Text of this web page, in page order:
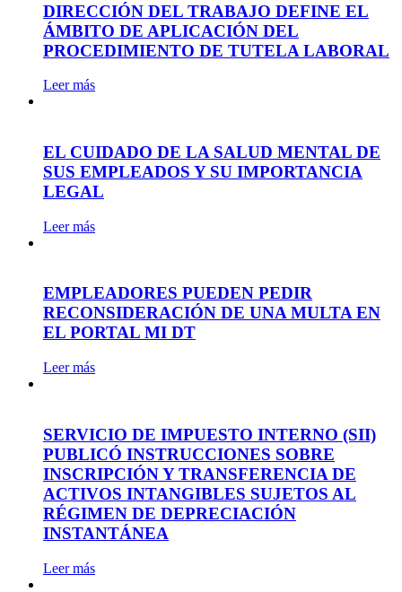
DIRECCIÓN DEL TRABAJO DEFINE EL
ÁMBITO DE APLICACIÓN DEL
PROCEDIMIENTO DE TUTELA LABORAL
Leer más
EL CUIDADO DE LA SALUD MENTAL DE
SUS EMPLEADOS Y SU IMPORTANCIA
LEGAL
Leer más
EMPLEADORES PUEDEN PEDIR
RECONSIDERACIÓN DE UNA MULTA EN
EL PORTAL MI DT
Leer más
SERVICIO DE IMPUESTO INTERNO (SII)
PUBLICÓ INSTRUCCIONES SOBRE
INSCRIPCIÓN Y TRANSFERENCIA DE
ACTIVOS INTANGIBLES SUJETOS AL
RÉGIMEN DE DEPRECIACIÓN
INSTANTÁNEA
Leer más